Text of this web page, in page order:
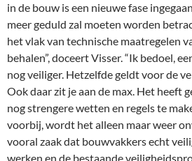
in de bouw is een nieuwe fase
meer geduld zal moeten worden
het vlak van technische maatregelen
behalen”, doceert Visser. “Ik bedoel,
nog veiliger. Hetzelfde geldt voor de
Ook daar zit je aan de max. Het heeft
nog strengere wetten en regels te
voorbij, wordt het alleen maar weer
vooral zaak dat bouwvakkers echt
werken en de bestaande